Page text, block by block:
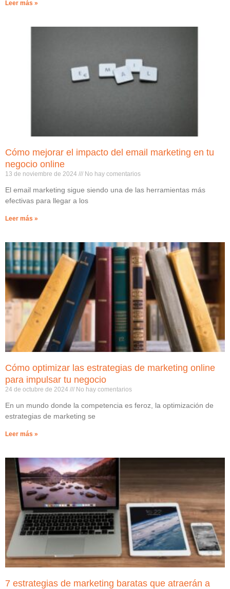
Leer más »
Cómo mejorar el impacto del email marketing en tu
negocio online
13 de noviembre de 2024 No hay comentarios
El email marketing sigue siendo una de las herramientas más
efectivas para llegar a los
Leer más »
Cómo optimizar las estrategias de marketing online
para impulsar tu negocio
24 de octubre de 2024 No hay comentarios
En un mundo donde la competencia es feroz, la optimización de
estrategias de marketing se
Leer más »
7 estrategias de marketing baratas que atraerán a